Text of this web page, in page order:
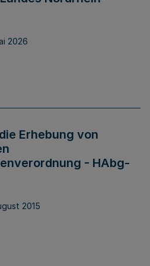
2026
Erhebung von
- HAbg-
2015